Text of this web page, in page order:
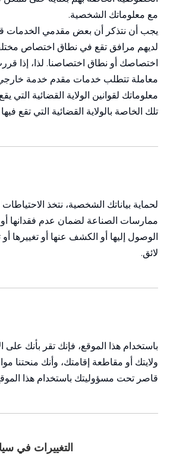
مع معلوماتك الشخصية.
يجب أن نتذكر أن بعض مقدمي الخدمات
لديهم مرافق تقع في نطاق اختصاص
اختصاصك أو نطاق اختصاصنا. لذا، إذا
معاملة تتطلب خدمات مقدم خدمة
معلوماتك لقوانين الولاية القضائية التي
تلك الخاصة بالولاية القضائية التي تقع
لحماية بياناتك الشخصية، نتخذ
ممارسات الصناعة لضمان عدم فقدانها أو
الوصول إليها أو الكشف عنها أو تغييرها
لائق.
باستخدام هذا الموقع، فإنك تقر بأنك
ولايتك أو مقاطعة إقامتك، وأنك منحتنا
قاصر تحت مسؤوليتك باستخدام هذا
التغييرات في